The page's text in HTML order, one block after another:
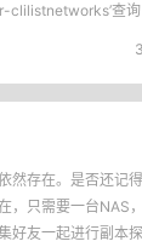
clilistnetworks’查询
然存在。是否还记
，只需要一台NAS
友一起进行副本探